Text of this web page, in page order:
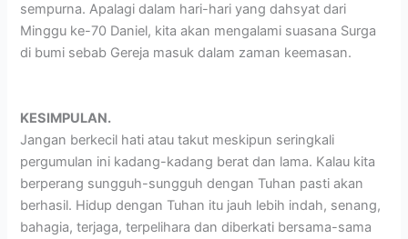
sempurna. Apalagi dalam hari-hari yang dahsyat dari
Minggu ke-70 Daniel, kita akan mengalami suasana Surga
di bumi sebab Gereja masuk dalam zaman keemasan.
KESIMPULAN.
Jangan berkecil hati atau takut meskipun seringkali
pergumulan ini kadang-kadang berat dan lama. Kalau kita
berperang sungguh-sungguh dengan Tuhan pasti akan
berhasil. Hidup dengan Tuhan itu jauh lebih indah, senang,
bahagia, terjaga, terpelihara dan diberkati bersama-sama